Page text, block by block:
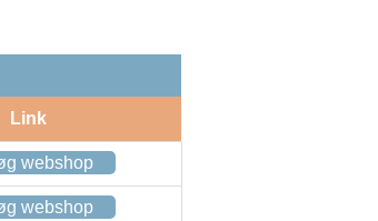
Link
webshop
webshop